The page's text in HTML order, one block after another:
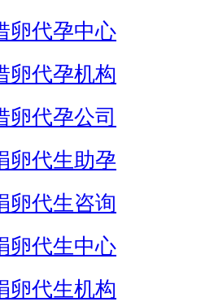
卵代孕中心
卵代孕机构
卵代孕公司
卵代生助孕
卵代生咨询
卵代生中心
卵代生机构